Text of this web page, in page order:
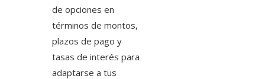
de opciones en
términos de montos,
plazos de pago y
tasas de interés para
adaptarse a tus